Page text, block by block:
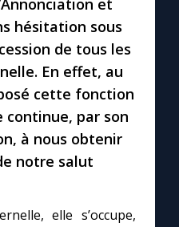
et
hésitation sous
de tous les
En effet, au
cette fonction
continue, par son
à nous obtenir
notre salut
elle s’occupe,